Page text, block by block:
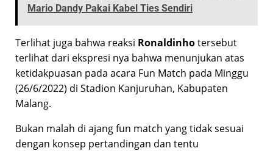
Mario Dandy Pakai Kabel Ties Sendiri
Terlihat juga bahwa reaksi Ronaldinhotersebut
terlihat dari ekspresi nya bahwa menunjukan atas
ketidakpuasan pada acara Fun Match pada Minggu
(26/6/2022) di Stadion Kanjuruhan, Kabupaten
Malang.
Bukan malah di ajang fun match yang tidak sesuai
dengan konsep pertandingan dan tentu